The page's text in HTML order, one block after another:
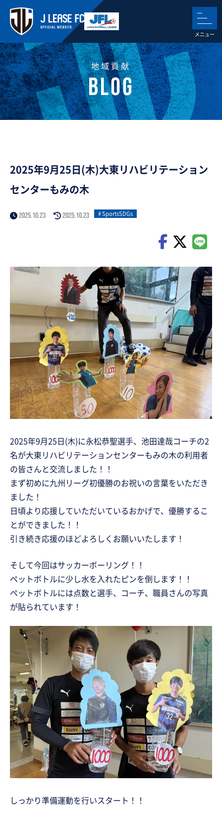
地域貢献
2025年9月25日(木)大東リハビリテーション
センターもみの木
2025.10.23 2025.10.23 SportsSDGs
2025年9月25日(木)に永松恭聖選手、池田達哉コーチの2
名が大東リハビリテーションセンターもみの木の利用者
の皆さんと交流しました！！
まず初めに九州リーグ初優勝のお祝いの言葉をいただき
ました！
日頃より応援していただいているおかげで、優勝するこ
とができました！！
引き続き応援のほどよろしくお願いいたします！
そして今回はサッカーボーリング！！
ペットボトルに少し水を入れたピンを倒します！！
ペットボトルには点数と選手、コーチ、職員さんの写真
が貼られています！
しっかり準備運動を行いスタート！！